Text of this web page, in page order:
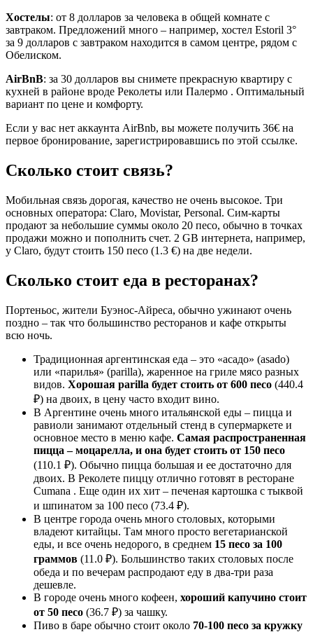
Хостелы: от 8 долларов за человека в общей комнате с
завтраком. Предложений много – например, хостел Estoril 3°
за 9 долларов с завтраком находится в самом центре, рядом с
Обелиском.
AirBnB: за 30 долларов вы снимете прекрасную квартиру с
кухней в районе вроде Реколеты или Палермо . Оптимальный
вариант по цене и комфорту.
Если у вас нет аккаунта AirBnb, вы можете получить 36€ на
первое бронирование, зарегистрировавшись по этой ссылке.
Сколько стоит связь?
Мобильная связь дорогая, качество не очень высокое. Три
основных оператора: Claro, Movistar, Personal. Сим-карты
продают за небольшие суммы около 20 песо, обычно в точках
продажи можно и пополнить счет. 2 GB интернета, например,
у Claro, будут стоить 150 песо (1.3 €) на две недели.
Сколько стоит еда в ресторанах?
Портеньос, жители Буэнос-Айреса, обычно ужинают очень
поздно – так что большинство ресторанов и кафе открыты
всю ночь.
Традиционная аргентинская еда – это «асадо» (asado)
или «парилья» (parilla), жаренное на гриле мясо разных
видов. Хорошая parilla будет стоить от 600 песо (440.4
₽) на двоих, в цену часто входит вино.
В Аргентине очень много итальянской еды – пицца и
равиоли занимают отдельный стенд в супермаркете и
основное место в меню кафе. Самая распространенная
пицца – моцарелла, и она будет стоить от 150 песо
(110.1 ₽). Обычно пицца большая и ее достаточно для
двоих. В Реколете пиццу отлично готовят в ресторане
Cumana . Еще один их хит – печеная картошка с тыквой
и шпинатом за 100 песо (73.4 ₽).
В центре города очень много столовых, которыми
владеют китайцы. Там много просто вегетарианской
еды, и все очень недорого, в среднем 15 песо за 100
граммов (11.0 ₽). Большинство таких столовых после
обеда и по вечерам распродают еду в два-три раза
дешевле.
В городе очень много кофеен, хороший капучино стоит
от 50 песо (36.7 ₽) за чашку.
Пиво в баре обычно стоит около 70-100 песо за кружку